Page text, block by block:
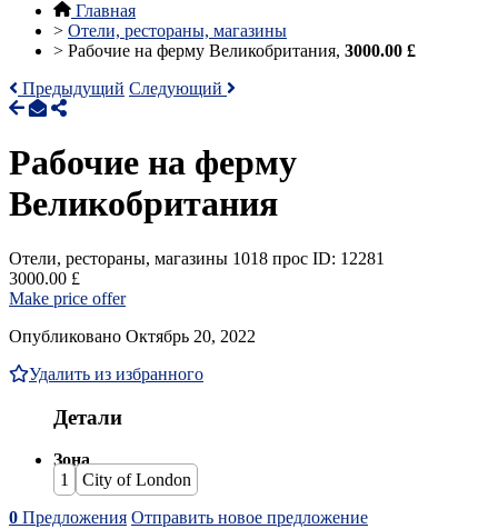
Главная
> Отели, рестораны, магазины
> Рабочие на ферму Великобритания, 3000.00 £
Предыдущий Следующий
Рабочие на ферму
Великобритания
Отели, рестораны, магазины 1018 прос ID: 12281
3000.00 £
Make price offer
Опубликовано Октябрь 20, 2022
Удалить из избранного
Детали
Зона
1
City of London
0 Предложения Отправить новое предложение